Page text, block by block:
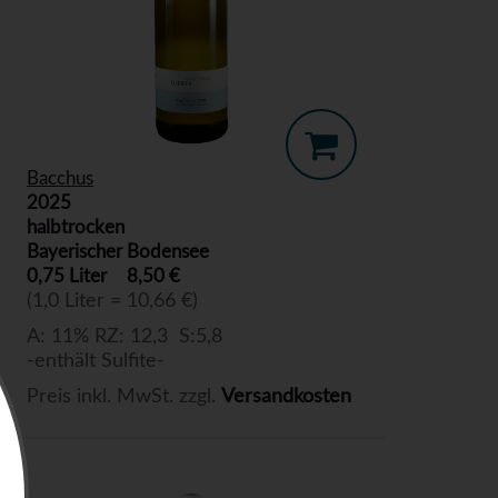
Bacchus
2025
halbtrocken
Bayerischer Bodensee
0,75 Liter
8,50 €
(1,0 Liter = 10,66 €)
A: 11% RZ: 12,3 S:5,8
-enthält Sulfite-
Preis inkl. MwSt. zzgl. Versandkosten